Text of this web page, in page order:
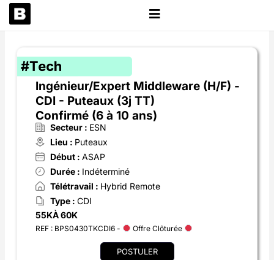
Aller
au
Ingénieur/Expert Middleware (H/F) -
CDI - Puteaux (3j TT)
Confirmé (6 à 10 ans)
Secteur : ESN
Lieu : Puteaux
Début :ASAP
Durée : Indéterminé
Télétravail : Hybrid Remote
Type :CDI
55KÀ 60K
REF : BPS0430TKCDI6 - Offre Clôturée
POSTULER